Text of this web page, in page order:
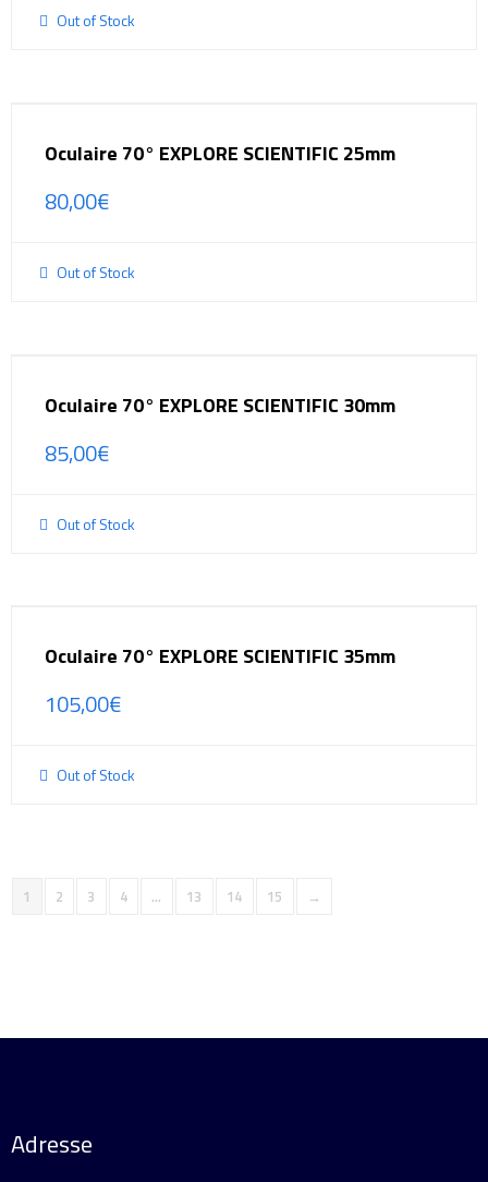
Out of Stock
Oculaire 70° EXPLORE SCIENTIFIC 25mm
80,00€
Out of Stock
Oculaire 70° EXPLORE SCIENTIFIC 30mm
85,00€
Out of Stock
Oculaire 70° EXPLORE SCIENTIFIC 35mm
105,00€
Out of Stock
1 2 3 4 … 13 14 15 →
Adresse